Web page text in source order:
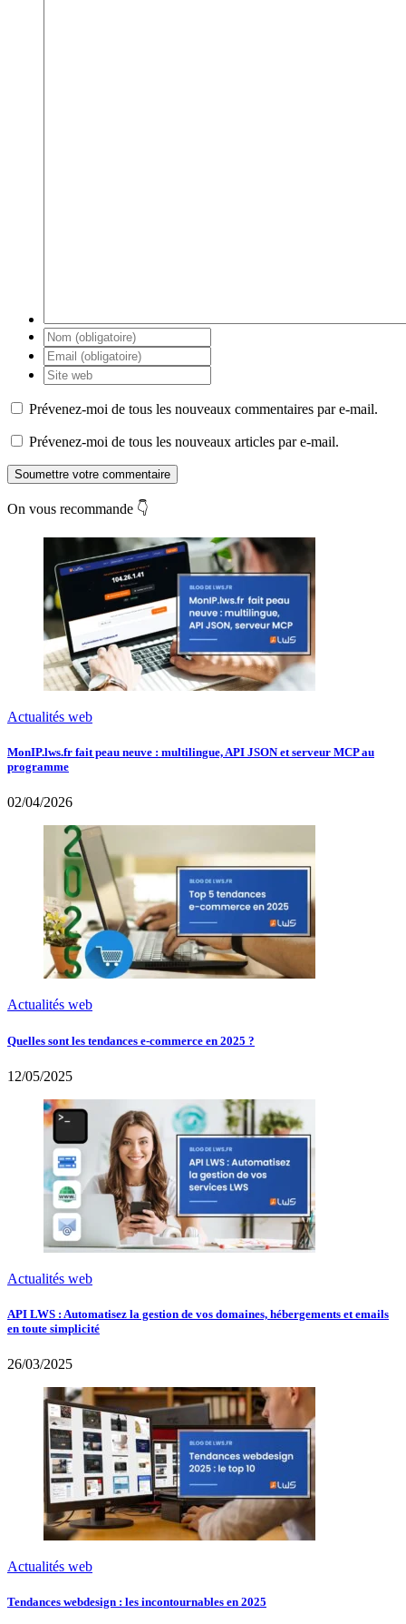
Prévenez-moi de tous les nouveaux commentaires par e-mail.
Prévenez-moi de tous les nouveaux articles par e-mail.
Soumettre votre commentaire
On vous recommande 👇
Actualités web
MonIP.lws.fr fait peau neuve : multilingue, API JSON et serveur MCP au
programme
02/04/2026
Actualités web
Quelles sont les tendances e-commerce en 2025 ?
12/05/2025
Actualités web
API LWS : Automatisez la gestion de vos domaines, hébergements et emails
en toute simplicité
26/03/2025
Actualités web
Tendances webdesign : les incontournables en 2025